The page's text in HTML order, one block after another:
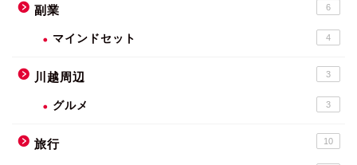
副業 6
マインドセット 4
川越周辺 3
グルメ 3
旅行 10